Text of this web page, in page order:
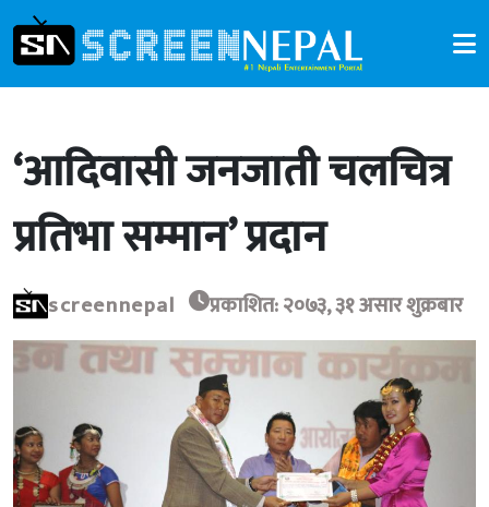
‘आदिवासी जनजाती चलचित्र
प्रतिभा सम्मान’ प्रदान
screennepal प्रकाशित: २०७३, ३१ असार शुक्रबार